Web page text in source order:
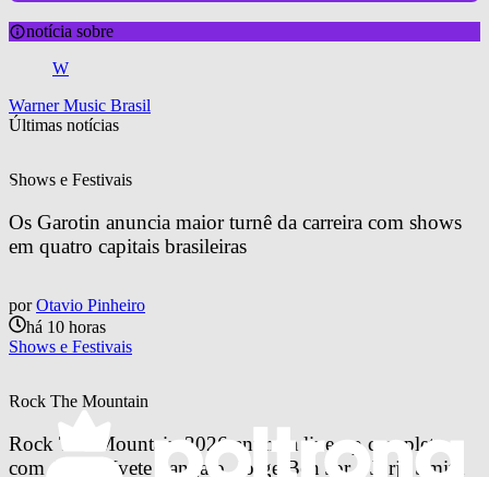
notícia sobre
W
Warner Music Brasil
Últimas notícias
Shows e Festivais
Os Garotin anuncia maior turnê da carreira com shows
em quatro capitais brasileiras
por Otavio Pinheiro
há 10 horas
Shows e Festivais
Rock The Mountain
Rock The Mountain 2026 anuncia line-up completo
com Anitta, Ivete Sangalo, Jorge Ben Jor e Jorja Smith